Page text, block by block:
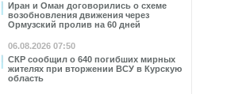
Иран и Оман договорились о схеме
возобновления движения через
Ормузский пролив на 60 дней
06.08.2026 07:50
СКР сообщил о 640 погибших мирных
жителях при вторжении ВСУ в Курскую
область